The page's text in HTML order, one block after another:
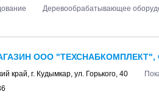
Деревообрабатывающее
ООО
край, г. Кудымкар, ул. Горького, 40